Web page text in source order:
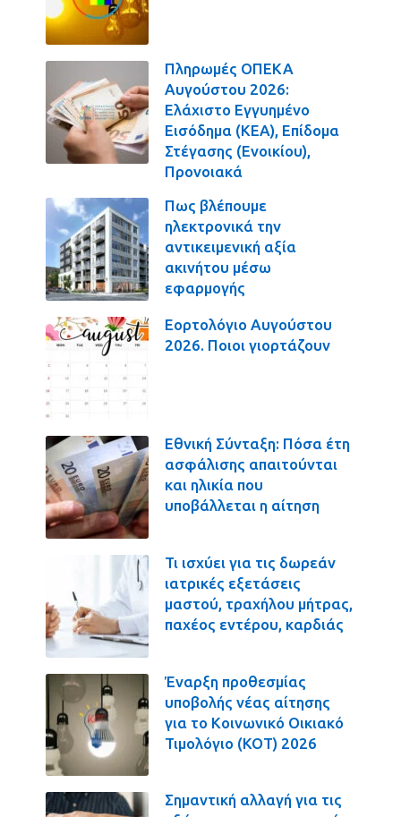
Πληρωμές ΟΠΕΚΑ
Αυγούστου 2026:
Ελάχιστο Εγγυημένο
Εισόδημα (ΚΕΑ), Επίδομα
Στέγασης (Ενοικίου),
Προνοιακά
Πως βλέπουμε
ηλεκτρονικά την
αντικειμενική αξία
ακινήτου μέσω
εφαρμογής
Εορτολόγιο Αυγούστου
2026. Ποιοι γιορτάζουν
Εθνική Σύνταξη: Πόσα έτη
ασφάλισης απαιτούνται
και ηλικία που
υποβάλλεται η αίτηση
Τι ισχύει για τις δωρεάν
ιατρικές εξετάσεις
μαστού, τραχήλου μήτρας,
παχέος εντέρου, καρδιάς
Έναρξη προθεσμίας
υποβολής νέας αίτησης
για το Κοινωνικό Οικιακό
Τιμολόγιο (ΚΟΤ) 2026
Σημαντική αλλαγή για τις